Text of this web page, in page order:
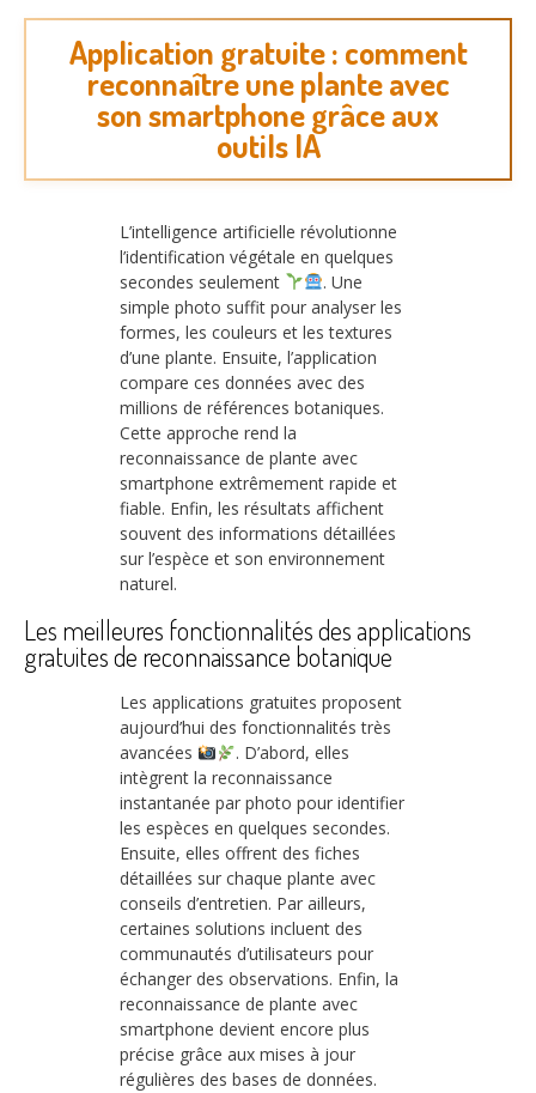
Application gratuite : comment
reconnaître une plante avec
son smartphone grâce aux
outils IA
L’intelligence artificielle révolutionne
l’identification végétale en quelques
secondes seulement
. Une
simple photo suffit pour analyser les
formes, les couleurs et les textures
d’une plante. Ensuite, l’application
compare ces données avec des
millions de références botaniques.
Cette approche rend la
reconnaissance de plante avec
smartphone extrêmement rapide et
fiable. Enfin, les résultats affichent
souvent des informations détaillées
sur l’espèce et son environnement
naturel.
Les meilleures fonctionnalités des applications
gratuites de reconnaissance botanique
Les applications gratuites proposent
aujourd’hui des fonctionnalités très
avancées
. D’abord, elles
intègrent la reconnaissance
instantanée par photo pour identifier
les espèces en quelques secondes.
Ensuite, elles offrent des fiches
détaillées sur chaque plante avec
conseils d’entretien. Par ailleurs,
certaines solutions incluent des
communautés d’utilisateurs pour
échanger des observations. Enfin, la
reconnaissance de plante avec
smartphone devient encore plus
précise grâce aux mises à jour
régulières des bases de données.